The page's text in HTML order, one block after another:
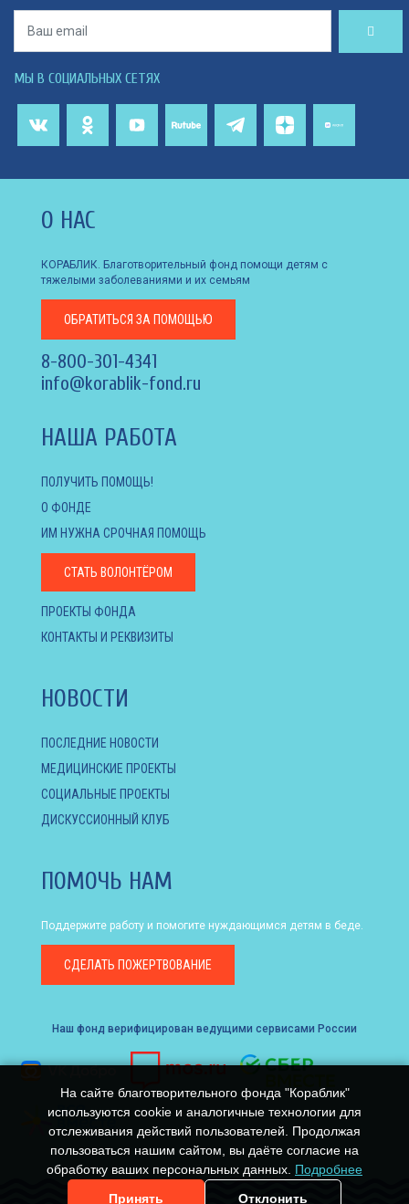
МЫ В СОЦИАЛЬНЫХ СЕТЯХ
О НАС
КОРАБЛИК. Благотворительный фонд помощи детям с
тяжелыми заболеваниями и их семьям
ОБРАТИТЬСЯ ЗА ПОМОЩЬЮ
8-800-301-4341
info@korablik-fond.ru
НАША РАБОТА
ПОЛУЧИТЬ ПОМОЩЬ!
О ФОНДЕ
ИМ НУЖНА СРОЧНАЯ ПОМОЩЬ
СТАТЬ ВОЛОНТЁРОМ
ПРОЕКТЫ ФОНДА
КОНТАКТЫ И РЕКВИЗИТЫ
НОВОСТИ
ПОСЛЕДНИЕ НОВОСТИ
МЕДИЦИНСКИЕ ПРОЕКТЫ
СОЦИАЛЬНЫЕ ПРОЕКТЫ
ДИСКУССИОННЫЙ КЛУБ
ПОМОЧЬ НАМ
Поддержите работу и помогите нуждающимся детям в беде.
СДЕЛАТЬ ПОЖЕРТВОВАНИЕ
Наш фонд верифицирован ведущими сервисами России
На сайте благотворительного фонда "Кораблик"
используются cookie и аналогичные технологии для
отслеживания действий пользователей. Продолжая
пользоваться нашим сайтом, вы даёте согласие на
обработку ваших персональных данных. Подробнее
Принять
Отклонить